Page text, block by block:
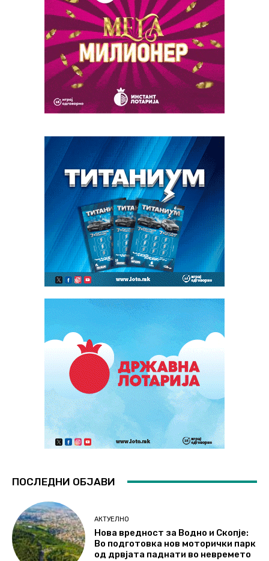
ПОСЛЕДНИ ОБЈАВИ
АКТУЕЛНО
Нова вредност за Водно и Скопје:
Во подготовка нов моторички парк
од дрвјата паднати во невремето